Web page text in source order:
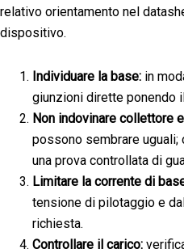
relativo orientamento nel
dispositivo.
Individuare la base: in
giunzioni dirette ponendo
Non indovinare collettore
possono sembrare
una prova controllata di
Limitare la corrente di
tensione di pilotaggio e
richiesta.
Controllare il carico: